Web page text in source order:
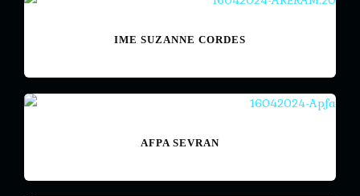
IME SUZANNE CORDES
AFPA SEVRAN